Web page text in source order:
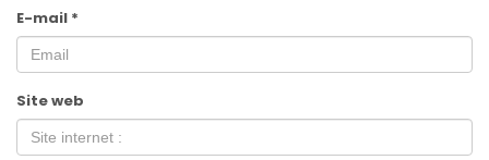
E-mail *
Site web